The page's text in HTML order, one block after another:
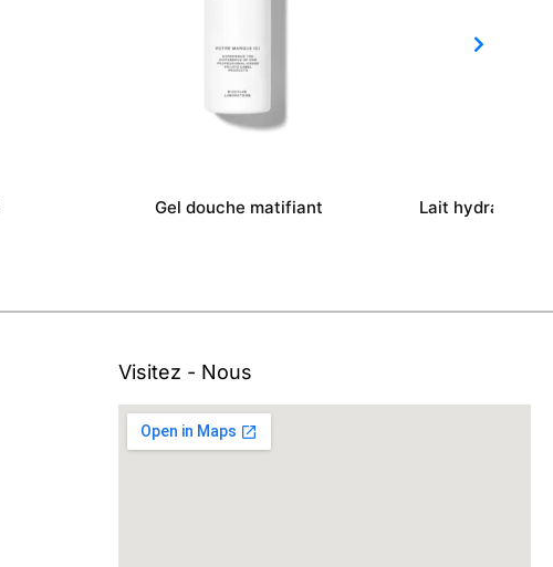
Gel douche matifiant Lait hydratant
Visitez - Nous